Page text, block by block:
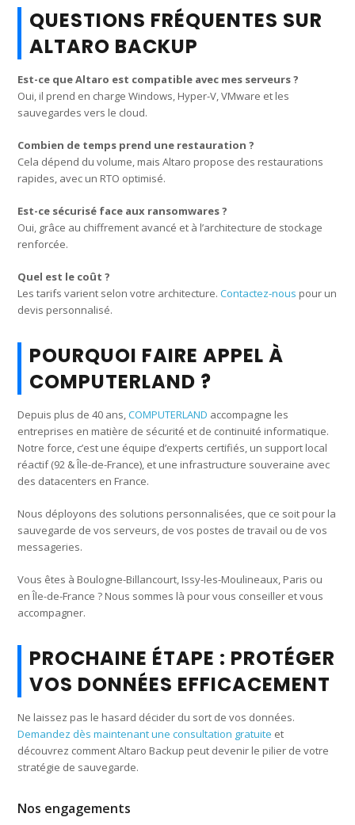
QUESTIONS FRÉQUENTES SUR
ALTARO BACKUP
Est-ce que Altaro est compatible avec mes serveurs ?
Oui, il prend en charge Windows, Hyper-V, VMware et les
sauvegardes vers le cloud.
Combien de temps prend une restauration ?
Cela dépend du volume, mais Altaro propose des restaurations
rapides, avec un RTO optimisé.
Est-ce sécurisé face aux ransomwares ?
Oui, grâce au chiffrement avancé et à l’architecture de stockage
renforcée.
Quel est le coût ?
Les tarifs varient selon votre architecture.Contactez-nous pour un
devis personnalisé.
POURQUOI FAIRE APPEL À
COMPUTERLAND ?
Depuis plus de 40 ans,COMPUTERLAND accompagne les
entreprises en matière de sécurité et de continuité informatique.
Notre force, c’est une équipe d’experts certifiés, un support local
réactif (92 & Île-de-France), et une infrastructure souveraine avec
des datacenters en France.
Nous déployons des solutions personnalisées, que ce soit pour la
sauvegarde de vos serveurs, de vos postes de travail ou de vos
messageries.
Vous êtes à Boulogne-Billancourt, Issy-les-Moulineaux, Paris ou
en Île-de-France ? Nous sommes là pour vous conseiller et vous
accompagner.
PROCHAINE ÉTAPE : PROTÉGER
VOS DONNÉES EFFICACEMENT
Ne laissez pas le hasard décider du sort de vos données.
Demandez dès maintenant une consultation gratuite et
découvrez comment Altaro Backup peut devenir le pilier de votre
stratégie de sauvegarde.
Nos engagements